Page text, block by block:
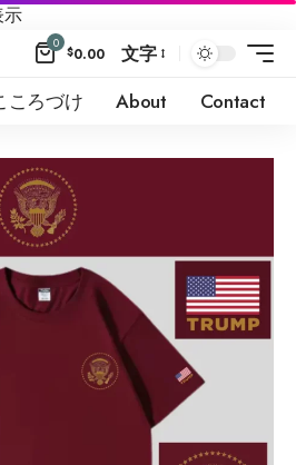
示
0
$0.00 文字
ころづけ About Contact